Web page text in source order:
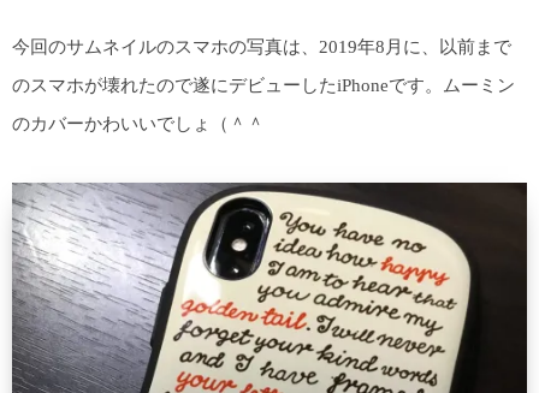
今回のサムネイルのスマホの写真は、2019年8月に、以前まで
のスマホが壊れたので遂にデビューしたiPhoneです。ムーミン
のカバーかわいいでしょ（＾＾